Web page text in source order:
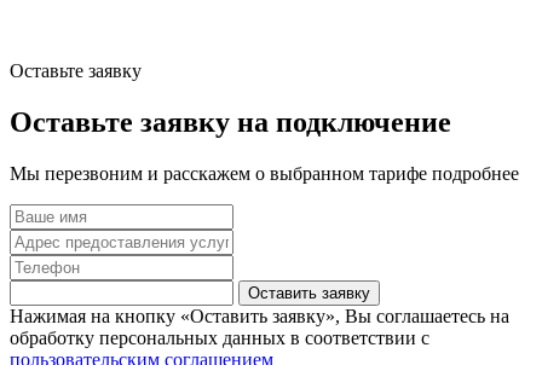
Оставьте заявку
Оставьте заявку на подключение
Мы перезвоним и расскажем о выбранном тарифе подробнее
Оставить заявку
Нажимая на кнопку «Оставить заявку», Вы соглашаетесь на
обработку персональных данных в соответствии с
пользовательским соглашением